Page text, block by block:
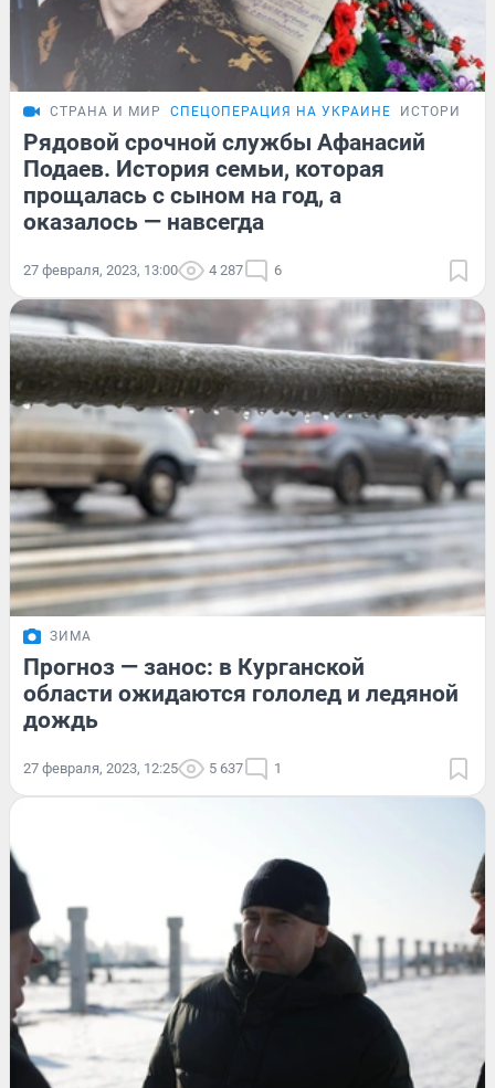
СТРАНА И МИР СПЕЦОПЕРАЦИЯ НА УКРАИНЕ ИСТОРИИ
Рядовой срочной службы Афанасий
Подаев. История семьи, которая
прощалась с сыном на год, а
оказалось — навсегда
27 февраля, 2023, 13:00 4 287 6
ЗИМА
Прогноз — занос: в Курганской
области ожидаются гололед и ледяной
дождь
27 февраля, 2023, 12:25 5 637 1